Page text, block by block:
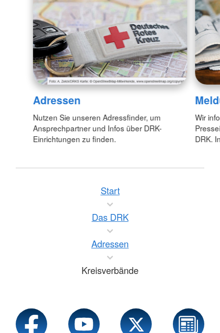
Adressen
Nutzen Sie unseren Adressfinder, um
Ansprechpartner und Infos über DRK-
Einrichtungen zu finden.
Wir
DRK.
Start
Das DRK
Adressen
Kreisverbände